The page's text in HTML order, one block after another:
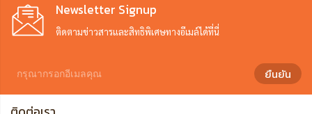
Newsletter Signup
ติดตามข่าวสารและสิทธิพิเศษทางอีเมล์ได้ที่นี่
ยืนยัน